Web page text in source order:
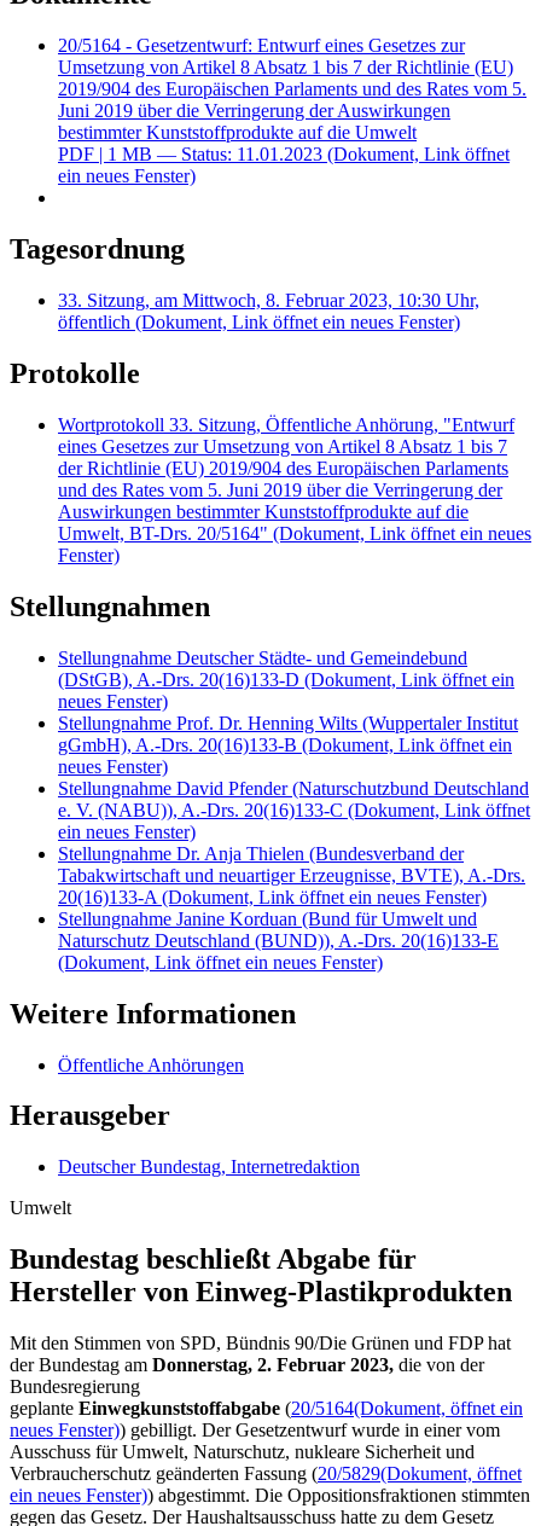
20/5164 - Gesetzentwurf: Entwurf eines Gesetzes zur
Umsetzung von Artikel 8 Absatz 1 bis 7 der Richtlinie (EU)
2019/904 des Europäischen Parlaments und des Rates vom 5.
Juni 2019 über die Verringerung der Auswirkungen
bestimmter Kunststoffprodukte auf die Umwelt
PDF | 1 MB — Status: 11.01.2023 (Dokument, Link öffnet
ein neues Fenster)
Tagesordnung
33. Sitzung, am Mittwoch, 8. Februar 2023, 10:30 Uhr,
öffentlich (Dokument, Link öffnet ein neues Fenster)
Protokolle
Wortprotokoll 33. Sitzung, Öffentliche Anhörung, "Entwurf
eines Gesetzes zur Umsetzung von Artikel 8 Absatz 1 bis 7
der Richtlinie (EU) 2019/904 des Europäischen Parlaments
und des Rates vom 5. Juni 2019 über die Verringerung der
Auswirkungen bestimmter Kunststoffprodukte auf die
Umwelt, BT-Drs. 20/5164" (Dokument, Link öffnet ein neues
Fenster)
Stellungnahmen
Stellungnahme Deutscher Städte- und Gemeindebund
(DStGB), A.-Drs. 20(16)133-D (Dokument, Link öffnet ein
neues Fenster)
Stellungnahme Prof. Dr. Henning Wilts (Wuppertaler Institut
gGmbH), A.-Drs. 20(16)133-B (Dokument, Link öffnet ein
neues Fenster)
Stellungnahme David Pfender (Naturschutzbund Deutschland
e. V. (NABU)), A.-Drs. 20(16)133-C (Dokument, Link öffnet
ein neues Fenster)
Stellungnahme Dr. Anja Thielen (Bundesverband der
Tabakwirtschaft und neuartiger Erzeugnisse, BVTE), A.-Drs.
20(16)133-A (Dokument, Link öffnet ein neues Fenster)
Stellungnahme Janine Korduan (Bund für Umwelt und
Naturschutz Deutschland (BUND)), A.-Drs. 20(16)133-E
(Dokument, Link öffnet ein neues Fenster)
Weitere Informationen
Öffentliche Anhörungen
Herausgeber
Deutscher Bundestag, Internetredaktion
Umwelt
Bundestag beschließt Abgabe für
Hersteller von Einweg-Plastikprodukten
Mit den Stimmen von SPD, Bündnis 90/Die Grünen und FDP hat
der Bundestag am Donnerstag, 2. Februar 2023, die von der
Bundesregierung
geplante Einwegkunststoffabgabe (20/5164(Dokument, öffnet ein
neues Fenster)) gebilligt. Der Gesetzentwurf wurde in einer vom
Ausschuss für Umwelt, Naturschutz, nukleare Sicherheit und
Verbraucherschutz geänderten Fassung (20/5829(Dokument, öffnet
ein neues Fenster)) abgestimmt. Die Oppositionsfraktionen stimmten
gegen das Gesetz. Der Haushaltsausschuss hatte zu dem Gesetz